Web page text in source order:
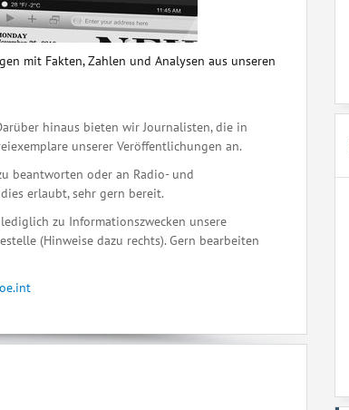
mit Fakten, Zahlen und Analysen aus unseren
hinaus bieten wir Journalisten, die in
unserer Veröffentlichungen an.
beantworten oder an Radio- und
erlaubt, sehr gern bereit.
zu Informationszwecken unsere
(Hinweise dazu rechts). Gern bearbeiten